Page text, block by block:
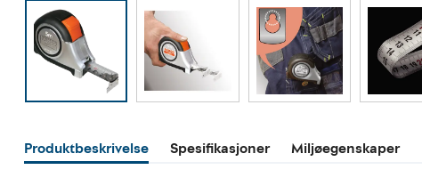
Produktbeskrivelse Spesifikasjoner Miljøegenskaper